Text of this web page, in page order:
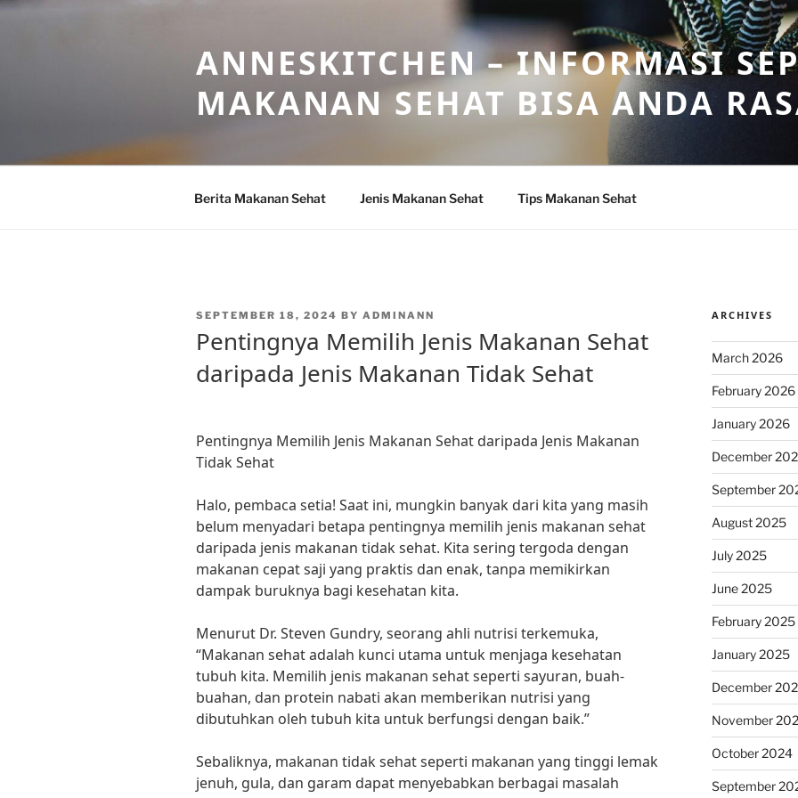
Skip
ANNESKITCHEN – INFORMASI
MAKANAN SEHAT BISA ANDA
Berita Makanan Sehat Jenis Makanan Sehat Tips Makanan Sehat
POSTED
SEPTEMBER 18, 2024 BY ADMINANN
Pentingnya Memilih Jenis Makanan Sehat
daripada Jenis Makanan Tidak Sehat
Pentingnya Memilih Jenis Makanan Sehat daripada Jenis Makanan
Tidak Sehat
Halo, pembaca setia! Saat ini, mungkin banyak dari kita yang masih
belum menyadari betapa pentingnya memilih jenis makanan sehat
daripada jenis makanan tidak sehat. Kita sering tergoda dengan
makanan cepat saji yang praktis dan enak, tanpa memikirkan
dampak buruknya bagi kesehatan kita.
Menurut Dr. Steven Gundry, seorang ahli nutrisi terkemuka,
“Makanan sehat adalah kunci utama untuk menjaga kesehatan
tubuh kita. Memilih jenis makanan sehat seperti sayuran, buah-
buahan, dan protein nabati akan memberikan nutrisi yang
dibutuhkan oleh tubuh kita untuk berfungsi dengan baik.”
Sebaliknya, makanan tidak sehat seperti makanan yang tinggi lemak
jenuh, gula, dan garam dapat menyebabkan berbagai masalah
ARCHIVES
March 2026
February 2026
January 2026
December
September
August 2025
July 2025
June 2025
February 2025
January 2025
December
November
October 2024
September